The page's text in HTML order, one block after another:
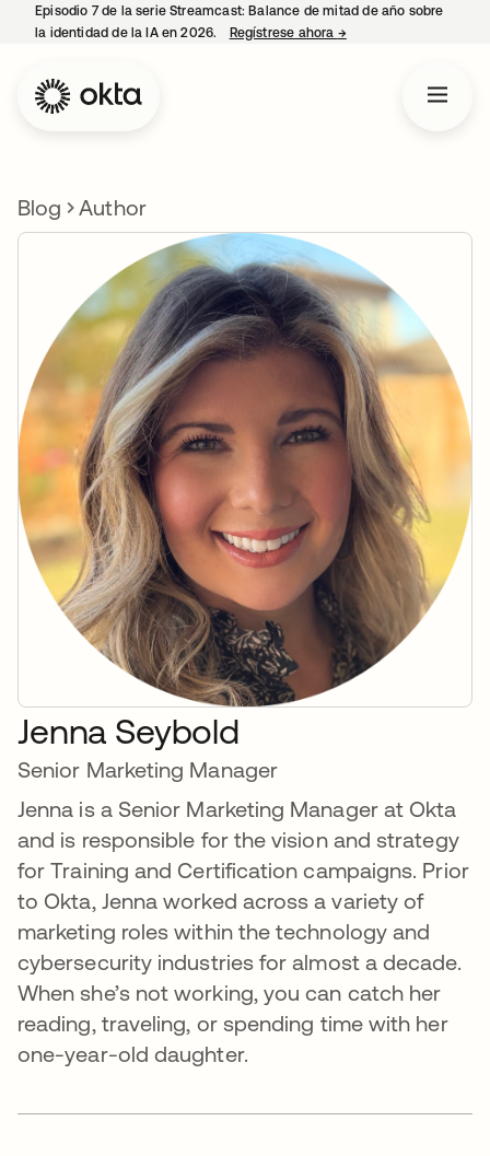
Episodio 7 de la serie Streamcast: Balance de mitad de año sobre
la identidad de la IA en 2026.
Regístrese ahora →se abre en una
Blog Author
Jenna Seybold
Senior Marketing Manager
Jenna is a Senior Marketing Manager at Okta
and is responsible for the vision and strategy
for Training and Certification campaigns. Prior
to Okta, Jenna worked across a variety of
marketing roles within the technology and
cybersecurity industries for almost a decade.
When she’s not working, you can catch her
reading, traveling, or spending time with her
one-year-old daughter.